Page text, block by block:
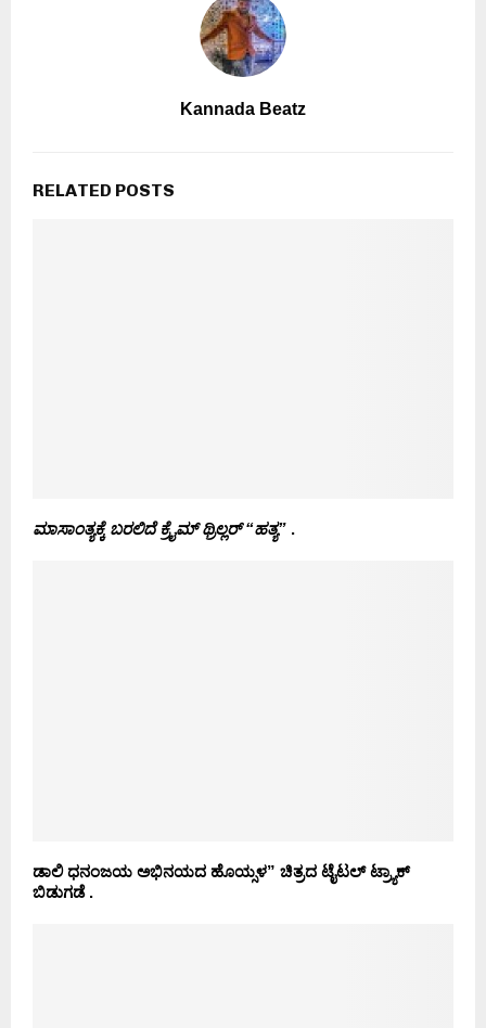
Kannada Beatz
RELATED POSTS
ಮಾಸಾಂತ್ಯಕ್ಕೆ ಬರಲಿದೆ ಕ್ರೈಮ್ ಥ್ರಿಲ್ಲರ್ “ಹತ್ಯ” .
ಡಾಲಿ ಧನಂಜಯ ಅಭಿನಯದ ಹೊಯ್ಸಳ” ಚಿತ್ರದ ಟೈಟಲ್ ಟ್ರ್ಯಾಕ್
ಬಿಡುಗಡೆ .